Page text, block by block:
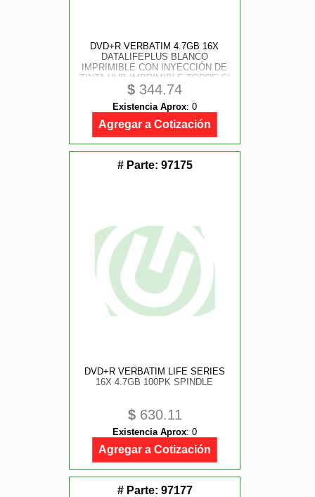
DVD+R VERBATIM 4.7GB 16X
DATALIFEPLUS BLANCO
IMPRIMIBLE CON INYECCIÓN DE
TINTA HUB IMPRIMIBLE TORRE C/
50 PZAS
$ 344.74
Existencia Aprox: 0
Agregar a Cotización
# Parte: 97175
DVD+R VERBATIM LIFE SERIES
16X 4.7GB 100PK SPINDLE
$630.11
Existencia Aprox: 0
Agregar a Cotización
# Parte: 97177